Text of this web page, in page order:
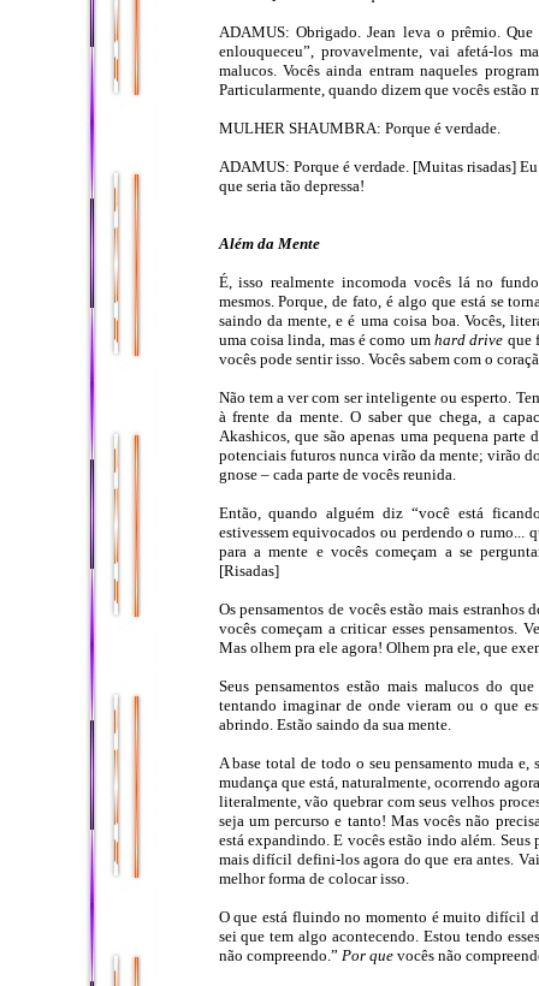
ADAMUS: Obrigado. Jean leva o prêmio.
enlouqueceu”, provavelmente, vai afetá-los
malucos. Vocês ainda entram naqueles
Particularmente, quando dizem que vocês estão
MULHER SHAUMBRA: Porque é verdade.
ADAMUS: Porque é verdade. [Muitas risadas]
que seria tão depressa!
Além da Mente
É, isso realmente incomoda vocês lá no
mesmos. Porque, de fato, é algo que está se
saindo da mente, e é uma coisa boa. Vocês,
uma coisa linda, mas é como umhard drive que
vocês pode sentir isso. Vocês sabem com o
Não tem a ver com ser inteligente ou esperto.
à frente da mente. O saber que chega, a
Akashicos, que são apenas uma pequena
potenciais futuros nunca virão da mente; virão
gnose – cada parte de vocês reunida.
Então, quando alguém diz “você está
estivessem equivocados ou perdendo o rumo...
para a mente e vocês começam a se
[Risadas]
Os pensamentos de vocês estão mais
vocês começam a criticar esses pensamentos.
Mas olhem pra ele agora! Olhem pra ele, que
Seus pensamentos estão mais malucos do
tentando imaginar de onde vieram ou o que
abrindo. Estão saindo da sua mente.
A base total de todo o seu pensamento muda
mudança que está, naturalmente, ocorrendo
literalmente, vão quebrar com seus velhos
seja um percurso e tanto! Mas vocês não
está expandindo. E vocês estão indo além.
mais difícil defini-los agora do que era antes.
melhor forma de colocar isso.
O que está fluindo no momento é muito difícil
sei que tem algo acontecendo. Estou tendo
não compreendo.” Por quevocês não